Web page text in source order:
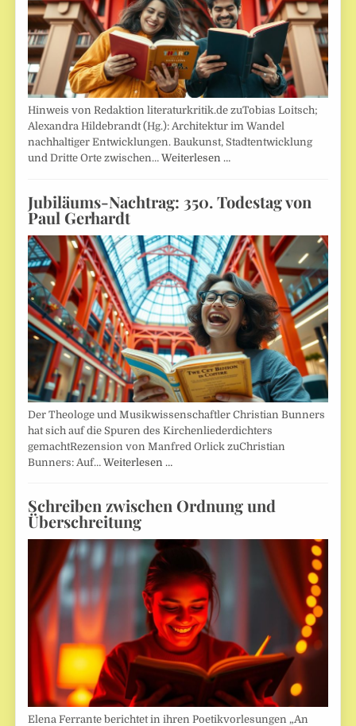
Hinweis von Redaktion literaturkritik.de zuTobias Loitsch;
Alexandra Hildebrandt (Hg.): Architektur im Wandel
nachhaltiger Entwicklungen. Baukunst, Stadtentwicklung
und Dritte Orte zwischen…Weiterlesen …
Jubiläums-Nachtrag: 350. Todestag von
Paul Gerhardt
Der Theologe und Musikwissenschaftler Christian Bunners
hat sich auf die Spuren des Kirchenliederdichters
gemachtRezension von Manfred Orlick zuChristian
Bunners: Auf…Weiterlesen …
Schreiben zwischen Ordnung und
Überschreitung
Elena Ferrante berichtet in ihren Poetikvorlesungen „An